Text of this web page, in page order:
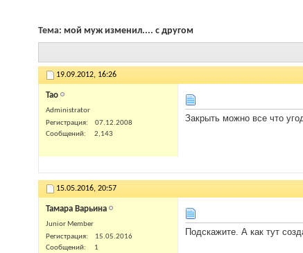
Тема: мой муж изменил.... с другом
19.09.2012, 16:26
Tao
Administrator
Регистрация
07.12.2008
Сообщений
2,143
Закрыть можно все что
15.05.2016, 20:57
Тамара Варьина
Junior Member
Регистрация
15.05.2016
Сообщений
1
Подскажите. А как тут